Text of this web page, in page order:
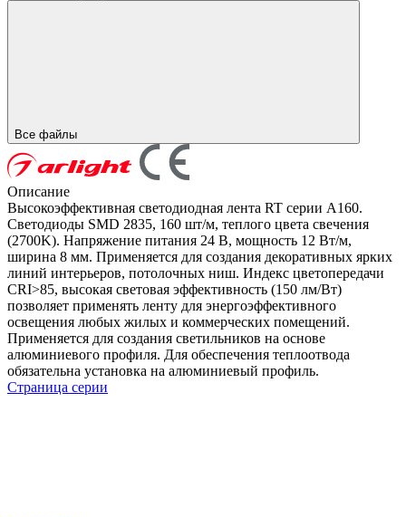
Все файлы
Описание
Высокоэффективная светодиодная лента RT серии A160.
Светодиоды SMD 2835, 160 шт/м, теплого цвета свечения
(2700K). Напряжение питания 24 В, мощность 12 Вт/м,
ширина 8 мм. Применяется для создания декоративных ярких
линий интерьеров, потолочных ниш. Индекс цветопередачи
CRI>85, высокая световая эффективность (150 лм/Вт)
позволяет применять ленту для энергоэффективного
освещения любых жилых и коммерческих помещений.
Применяется для создания светильников на основе
алюминиевого профиля. Для обеспечения теплоотвода
обязательна установка на алюминиевый профиль.
Страница серии